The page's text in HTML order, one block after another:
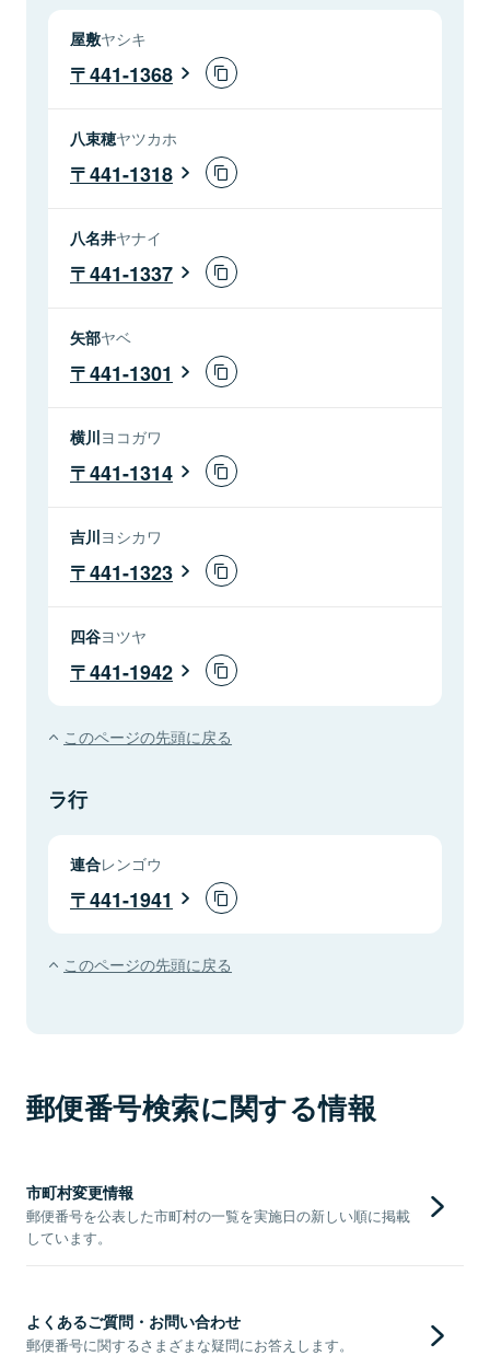
屋敷ヤシキ
441-1368
八束穂ヤツカホ
441-1318
八名井ヤナイ
441-1337
矢部ヤベ
441-1301
横川ヨコガワ
441-1314
吉川ヨシカワ
441-1323
四谷ヨツヤ
441-1942
このページの先頭に戻る
ラ行
連合レンゴウ
441-1941
このページの先頭に戻る
郵便番号検索に関する情報
市町村変更情報
郵便番号を公表した市町村の一覧を実施日の新しい順に掲載
しています。
よくあるご質問・お問い合わせ
郵便番号に関するさまざまな疑問にお答えします。